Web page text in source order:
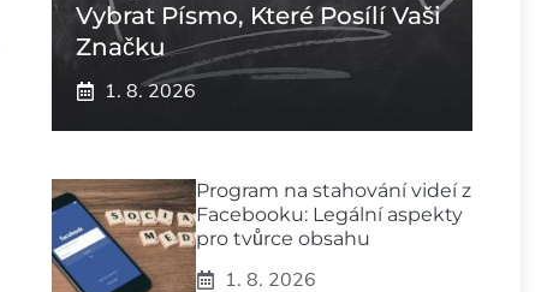
Vybrat Písmo, Které Posílí Vaši
Značku
1. 8. 2026
Program na stahování videí z
Facebooku: Legální aspekty
pro tvůrce obsahu
1. 8. 2026